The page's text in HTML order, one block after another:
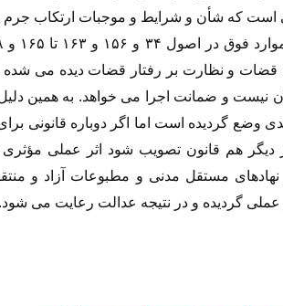
است که شأن و شرایط و موجبات ارتکاب
قضات و نظارت بر رفتار قضات دیده می شده
نیست و ضمانت اجرا می خواهد. به همین
وضع گردیده است اما اگر دوباره قانونی
دیگر هم قانون تصویب شود اثر عملی
مستقل مدنی و مطبوعات آزاد و
عملی گردیده و در نتیجه عدالت رعایت می شود.